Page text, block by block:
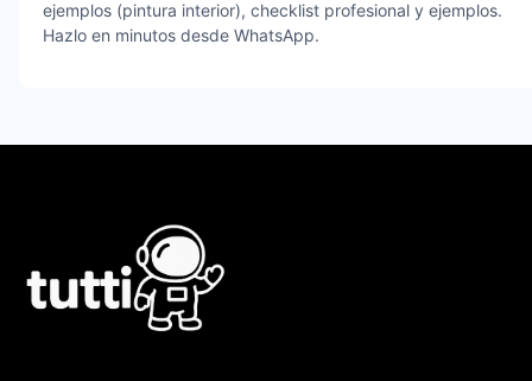
ejemplos (pintura interior), checklist profesional y ejemplos.
Hazlo en minutos desde WhatsApp.